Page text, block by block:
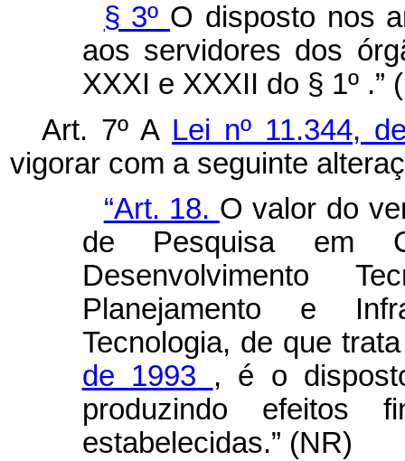
§ 3º O disposto nos
aos servidores dos
XXXI e XXXII do § 1º .”
Art. 7º A Lei nº 11.344,
vigorar com a seguinte
“Art. 18. O valor do
de Pesquisa em
Desenvolvimento
Planejamento e
Tecnologia, de que
de 1993 , é o
produzindo efeitos
estabelecidas.” (NR)